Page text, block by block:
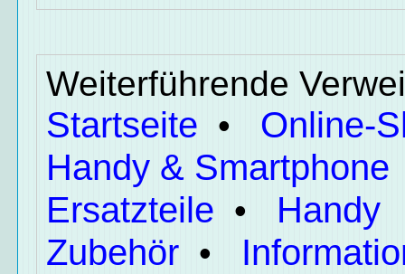
Weiterführende
Startseite • Online-
Handy & Smartphone
Ersatzteile • Handy
Zubehör •